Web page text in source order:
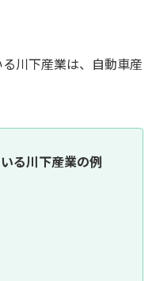
川下産業は、自動車産
る川下産業の例